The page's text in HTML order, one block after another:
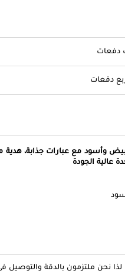
دفعات
دفعات
وأسود مع عبارات جذابة، هدية
عالية الجودة